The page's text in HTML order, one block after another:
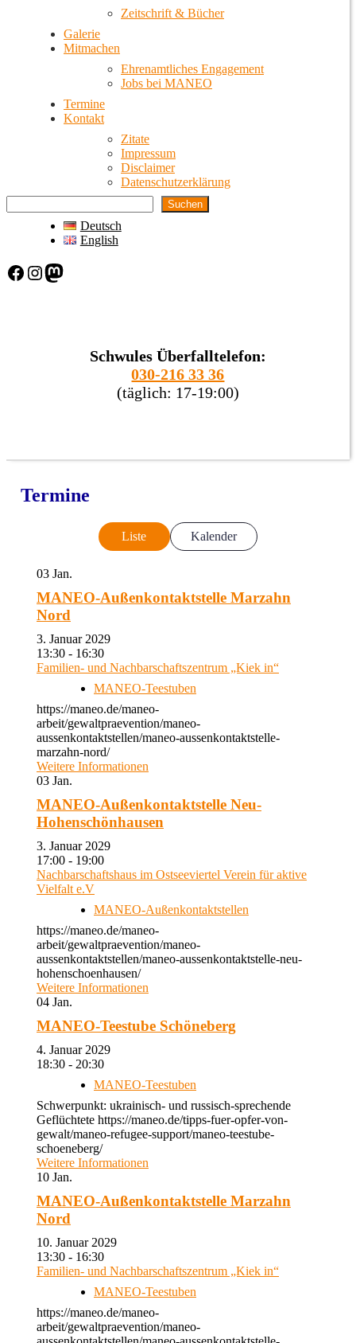
Zeitschrift & Bücher
Galerie
Mitmachen
Ehrenamtliches Engagement
Jobs bei MANEO
Termine
Kontakt
Zitate
Impressum
Disclaimer
Datenschutzerklärung
Suchen
Deutsch
English
Facebook Instagram Mastodon
Schwules Überfalltelefon:
030-216 33 36
(täglich: 17-19:00)
Termine
Liste Kalender
03 Jan.
MANEO-Außenkontaktstelle Marzahn
Nord
3. Januar 2029
13:30 - 16:30
Familien- und Nachbarschaftszentrum „Kiek in“
MANEO-Teestuben
https://maneo.de/maneo-
arbeit/gewaltpraevention/maneo-
aussenkontaktstellen/maneo-aussenkontaktstelle-
marzahn-nord/
Weitere Informationen
03 Jan.
MANEO-Außenkontaktstelle Neu-
Hohenschönhausen
3. Januar 2029
17:00 - 19:00
Nachbarschaftshaus im Ostseeviertel Verein für aktive
Vielfalt e.V
MANEO-Außenkontaktstellen
https://maneo.de/maneo-
arbeit/gewaltpraevention/maneo-
aussenkontaktstellen/maneo-aussenkontaktstelle-neu-
hohenschoenhausen/
Weitere Informationen
04 Jan.
MANEO-Teestube Schöneberg
4. Januar 2029
18:30 - 20:30
MANEO-Teestuben
Schwerpunkt: ukrainisch- und russisch-sprechende
Geflüchtete https://maneo.de/tipps-fuer-opfer-von-
gewalt/maneo-refugee-support/maneo-teestube-
schoeneberg/
Weitere Informationen
10 Jan.
MANEO-Außenkontaktstelle Marzahn
Nord
10. Januar 2029
13:30 - 16:30
Familien- und Nachbarschaftszentrum „Kiek in“
MANEO-Teestuben
https://maneo.de/maneo-
arbeit/gewaltpraevention/maneo-